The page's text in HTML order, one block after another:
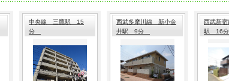
間取：１ＳＬＤ
賃料：２００，
管理費：なし
2026.05.15
☆特別快速が停
最寄：中央線 三
中央線 三鷹駅 15
分
西武多摩川線 新小金
井駅 9分
西武新
駅 16